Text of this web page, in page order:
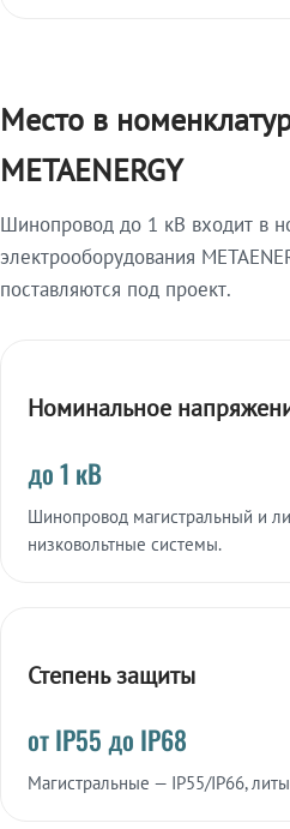
Место в
METAENERGY
Шинопровод до 1 кВ входит в
электрооборудования
поставляются под проект.
Номинальное
до 1 кВ
Шинопровод магистральный и
низковольтные системы.
Степень защиты
от IP55 до IP68
Магистральные — IP55/IP66,